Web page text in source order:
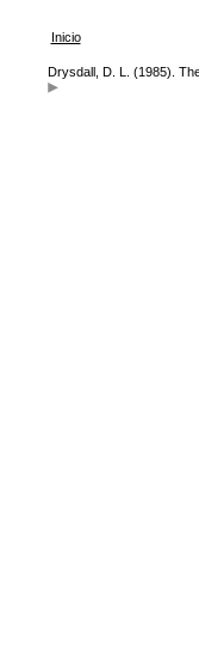
Inicio
Drysdall, D. L. (1985).